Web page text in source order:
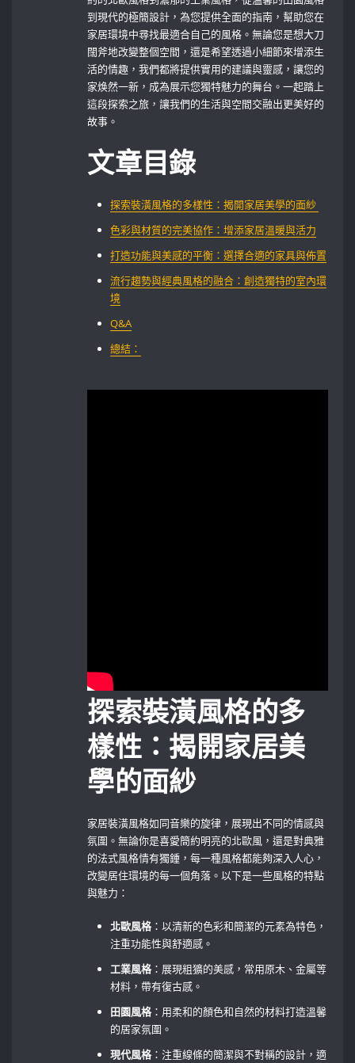
到現代的極簡設計，為您提供全面的指南，幫助您在
家居環境中尋找最適合自己的風格。無論您是想大刀
闊斧地改變整個空間，還是希望透過小細節來增添生
活的情趣，我們都將提供實用的建議與靈感，讓您的
家焕然一新，成為展示您獨特魅力的舞台。一起踏上
這段探索之旅，讓我們的生活與空間交融出更美好的
故事。
文章目錄
探索裝潢風格的多樣性：揭開家居美學的面紗 ‍
色彩與材質的完美協作：增添家居溫暖與活力
打造功能與美感的平衡：選擇合適的家具與佈置
流行趨勢與經典風格的融合：創造獨特的室內環
境
Q&A
總結：
探索裝潢風格的多
樣性：揭開家居美
學的面紗
家居裝潢風格如同音樂的旋律，展現出不同的情感與
氛圍。無論你是喜愛簡約明亮的北歐風，還是對典雅
的法式風格情有獨鍾，每一種風格都能夠深入人心，
改變居住環境的每一個角落。以下是一些風格的特點
與魅力：
北歐風格 ：以清新的色彩和簡潔的元素為特色，
注重功能性與舒適感。
工業風格 ：展現粗獷的美感，常用原木、金屬等
材料，帶有復古感。
田園風格 ：用柔和的顏色和自然的材料打造溫馨
的居家氛圍。
現代風格 ：注重線條的簡潔與不對稱的設計，適